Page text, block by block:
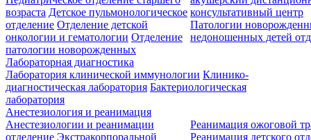
консультативный центр
Патологии
недоношенных детей
возраста Детское пульмонологическое
отделение Отделение детской
онкологии и гематологии Отделение
патологии новорожденных
Лабораторная диагностика
Лаборатория клинической иммунологии Клинико-
диагностическая лаборатория Бактериологическая
лаборатория
Анестезиология и реанимация
Анестезиологии и реанимации
отделение Экстракорпоральной
Реанимация ожоговой
Реанимация детского